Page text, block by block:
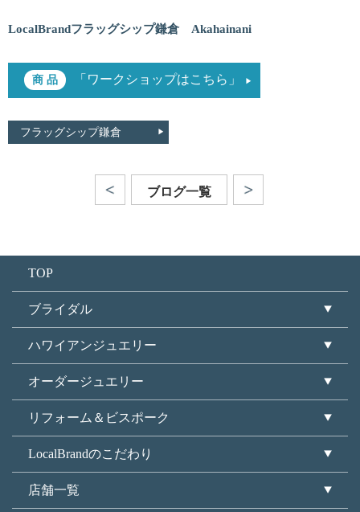
LocalBrandフラッグシップ鎌倉 Akahainani
「ワークショップはこちら」
フラッグシップ鎌倉
ブログ一覧
TOP
ブライダル
ハワイアンジュエリー
オーダージュエリー
リフォーム＆ビスポーク
LocalBrandのこだわり
店舗一覧